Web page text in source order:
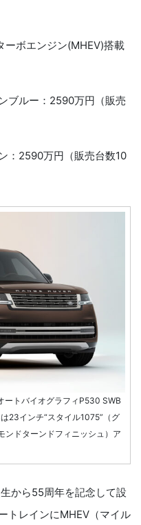
ボエンジン(MHEV)搭載
ブルー：2590万円（販売
：2590万円（販売台数10
ートバイオグラフィP530 SWB
インチ“スタイル1075”（グ
ンドターンドフィニッシュ）ア
から55周年を記念して設
トレインにMHEV（マイル